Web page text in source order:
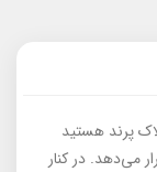
پرند هستید
می‌دهد. در کنار